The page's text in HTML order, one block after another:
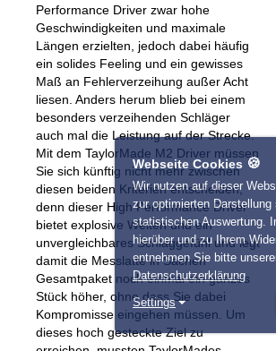
Performance Driver zwar hohe
Geschwindigkeiten und maximale
Längen erzielten, jedoch dabei häufig
ein solides Feeling und ein gewisses
Maß an Fehlerverzeihung außer Acht
liesen. Anders herum blieb bei einem
besonders verzeihenden Schläger
auch mal die Leistung auf der Strecke.
Mit dem TaylorMade M2 Driver müssen
Sie sich künftig nicht mehr zwischen
diesen beiden Kriterien entscheiden,
denn dieser High Performance Driver
bietet explosive Weiten und ein
unvergleichbares Schlaggefühl und legt
damit die Messlatte in Sachen
Gesamtpaket noch einmal ein ganzes
Stück höher, ohne dass Sie dabei
Kompromisse eingehen müssen. Um
dieses hoch gesteckte Ziel zu
Webseite Cookies 🍪
Wir nutzen auf dieser
zur optimierten Darstellung
statistischen Auswertung.
hierüber und zu Ihrem
entnehmen Sie bitte
Datenschutzerklärung
Settings